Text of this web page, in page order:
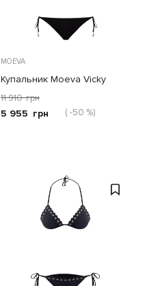
MOEVA
Купальник Moeva Vicky
черный
11 910 грн
5 955 грн ( -50 %)